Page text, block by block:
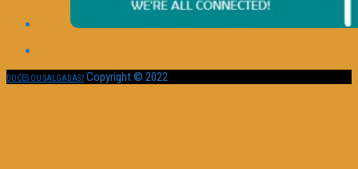
DOCES OU SALGADAS? Copyright © 2022